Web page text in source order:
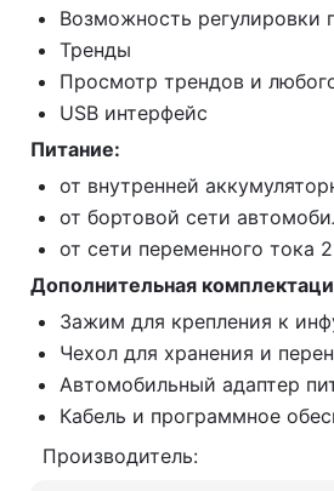
Возможность регулировки
Тренды
Просмотр трендов и
USB интерфейс
Питание:
от внутренней
от бортовой сети
от сети переменного тока
Дополнительная
Зажим для крепления к
Чехол для хранения и
Автомобильный адаптер
Кабель и программное
Производитель: